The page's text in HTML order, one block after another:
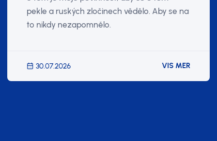
pekle a ruských zločinech vědělo. Aby se na
to nikdy nezapomnělo.
30.07.2026 VIS MER